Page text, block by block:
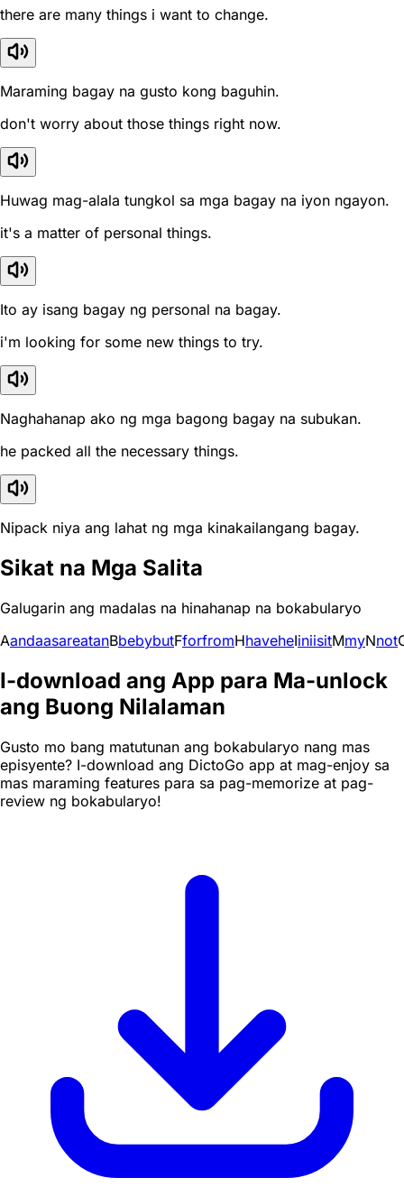
there are many things i want to change.
Maraming bagay na gusto kong baguhin.
don't worry about those things right now.
Huwag mag-alala tungkol sa mga bagay na iyon ngayon.
it's a matter of personal things.
Ito ay isang bagay ng personal na bagay.
i'm looking for some new things to try.
Naghahanap ako ng mga bagong bagay na subukan.
he packed all the necessary things.
Nipack niya ang lahat ng mga kinakailangang bagay.
Sikat na Mga Salita
Galugarin ang madalas na hinahanap na bokabularyo
AandaasareatanBbebybutFforfromHhaveheIiniisitMmyNnot
I-download ang App para Ma-unlock
ang Buong Nilalaman
Gusto mo bang matutunan ang bokabularyo nang mas
episyente? I-download ang DictoGo app at mag-enjoy sa
mas maraming features para sa pag-memorize at pag-
review ng bokabularyo!